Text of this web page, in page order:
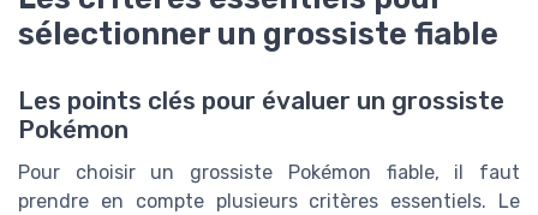
sélectionner un grossiste fiable
Les points clés pour évaluer un grossiste
Pokémon
Pour choisir un grossiste Pokémon fiable, il faut
prendre en compte plusieurs critères essentiels. Le